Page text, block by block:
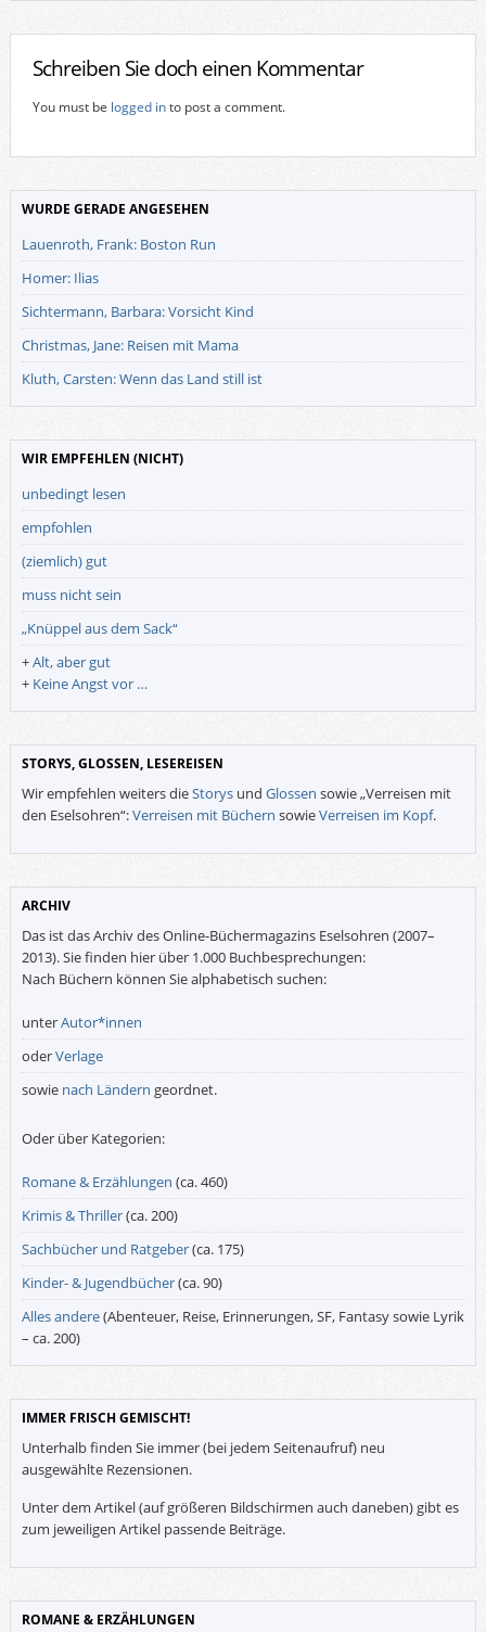
Schreiben Sie doch einen Kommentar
You must be logged into post a comment.
WURDE GERADE ANGESEHEN
Lauenroth, Frank: Boston Run
Homer: Ilias
Sichtermann, Barbara: Vorsicht Kind
Christmas, Jane: Reisen mit Mama
Kluth, Carsten: Wenn das Land still ist
WIR EMPFEHLEN (NICHT)
unbedingt lesen
empfohlen
(ziemlich) gut
muss nicht sein
„Knüppel aus dem Sack“
+Alt, aber gut
+ Keine Angst vor …
STORYS, GLOSSEN, LESEREISEN
Wir empfehlen weiters dieStorysund Glossen sowie „Verreisen mit
den Eselsohren“:Verreisen mit Büchern sowieVerreisen im Kopf.
ARCHIV
Das ist das Archiv des Online-Büchermagazins Eselsohren (2007–
2013). Sie finden hier über 1.000 Buchbesprechungen:
Nach Büchern können Sie alphabetisch suchen:
unterAutor*innen
oderVerlage
sowie nach Ländern geordnet.
Oder über Kategorien:
Romane & Erzählungen (ca. 460)
Krimis & Thriller(ca. 200)
Sachbücher und Ratgeber(ca. 175)
Kinder- & Jugendbücher(ca. 90)
Alles andere(Abenteuer, Reise, Erinnerungen, SF, Fantasy sowie Lyrik
– ca. 200)
IMMER FRISCH GEMISCHT!
Unterhalb finden Sie immer (bei jedem Seitenaufruf) neu
ausgewählte Rezensionen.
Unter dem Artikel (auf größeren Bildschirmen auch daneben) gibt es
zum jeweiligen Artikel passende Beiträge.
ROMANE & ERZÄHLUNGEN